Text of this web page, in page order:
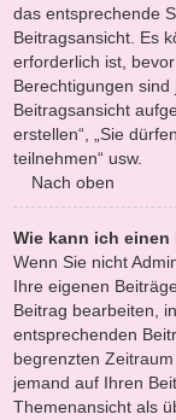
das entsprechende
Beitragsansicht. Es
erforderlich ist,
Berechtigungen
Beitragsansicht
erstellen“, „Sie
teilnehmen“ usw.
Nach oben
Wie kann ich
Wenn Sie nicht
Ihre eigenen
Beitrag bearbeiten,
entsprechenden
begrenzten
jemand auf Ihren
Themenansicht als